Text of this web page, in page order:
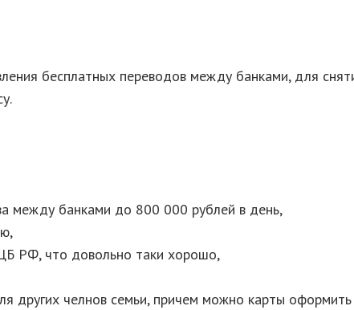
бесплатных переводов между банками, для
между банками до 800 000 рублей в день,
РФ, что довольно таки хорошо,
других челнов семьи, причем можно карты